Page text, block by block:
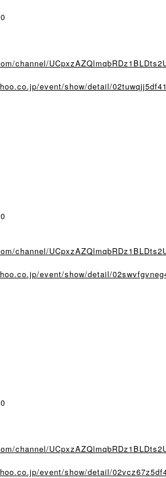
channel/
event/show/detail/
channel/
event/show/detail/
channel/
event/show/detail/